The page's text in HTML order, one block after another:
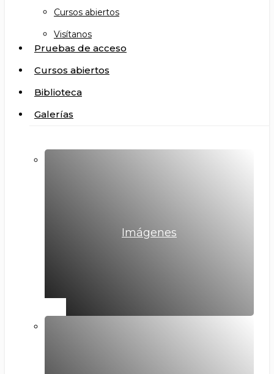
Cursos abiertos
Visítanos
Pruebas de acceso
Cursos abiertos
Biblioteca
Galerías
Imágenes